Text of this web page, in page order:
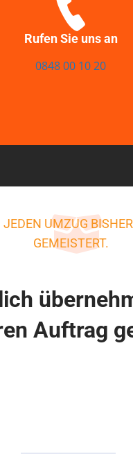
Rufen Sie uns an
0848 00 10 20
UMZUG
GEMEISTERT.
Auftrag